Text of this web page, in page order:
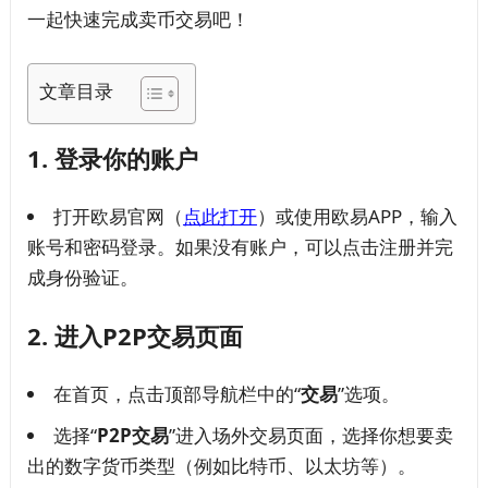
一起快速完成卖币交易吧！
文章目录
1. 登录你的账户
打开欧易官网（点此打开）或使用欧易APP，输入
账号和密码登录。如果没有账户，可以点击注册并完
成身份验证。
2. 进入P2P交易页面
在首页，点击顶部导航栏中的“交易”选项。
选择“P2P交易”进入场外交易页面，选择你想要卖
出的数字货币类型（例如比特币、以太坊等）。